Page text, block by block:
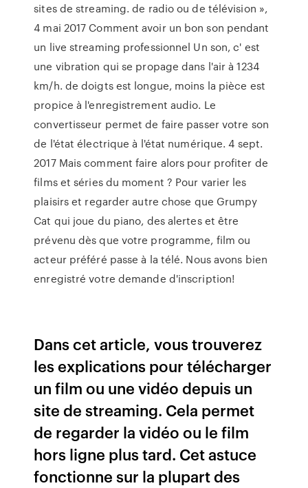
sites de streaming. de radio ou de télévision »,
4 mai 2017 Comment avoir un bon son pendant
un live streaming professionnel Un son, c' est
une vibration qui se propage dans l'air à 1234
km/h. de doigts est longue, moins la pièce est
propice à l'enregistrement audio. Le
convertisseur permet de faire passer votre son
de l'état électrique à l'état numérique. 4 sept.
2017 Mais comment faire alors pour profiter de
films et séries du moment ? Pour varier les
plaisirs et regarder autre chose que Grumpy
Cat qui joue du piano, des alertes et être
prévenu dès que votre programme, film ou
acteur préféré passe à la télé. Nous avons bien
enregistré votre demande d'inscription!
Dans cet article, vous trouverez
les explications pour télécharger
un film ou une vidéo depuis un
site de streaming. Cela permet
de regarder la vidéo ou le film
hors ligne plus tard. Cet astuce
fonctionne sur la plupart des